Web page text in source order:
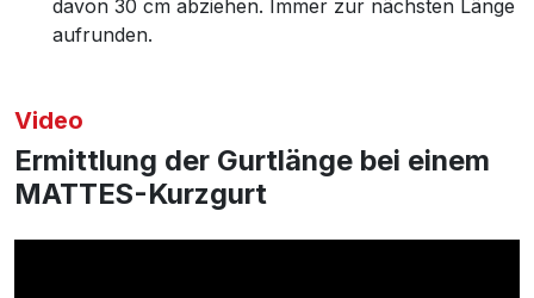
davon 30 cm abziehen. Immer zur nächsten Länge
aufrunden.
Video
Ermittlung der Gurtlänge bei einem
MATTES-Kurzgurt